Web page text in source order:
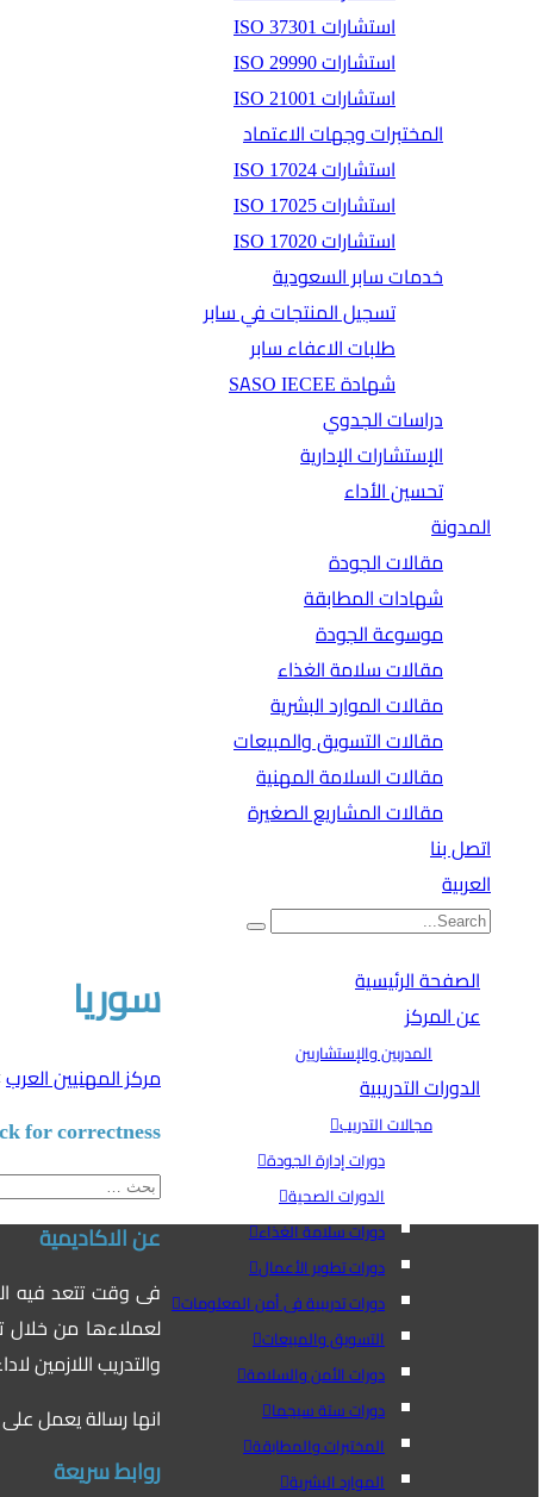
استشارات ISO 37301
استشارات ISO 29990
استشارات ISO 21001
المختبرات وجهات الاعتماد
استشارات ISO 17024
استشارات ISO 17025
استشارات ISO 17020
خدمات سابر السعودية
تسجيل المنتجات في سابر
طلبات الاعفاء سابر
شهادة SASO IECEE
دراسات الجدوي
الإستشارات الإدارية
تحسين الأداء
المدونة
مقالات الجودة
شهادات المطابقة
موسوعة الجودة
مقالات سلامة الغذاء
مقالات الموارد البشرية
مقالات التسويق والمبيعات
مقالات السلامة المهنية
مقالات المشاريع الصغيرة
اتصل بنا
العربية
الصفحة الرئيسية
عن المركز
المدربين والإستشاريين
الدورات التدريبية
مجالات التدريب
دورات إدارة الجودة
الدورات الصحية
دورات سلامة الغذاء
دورات تطوير الأعمال
دورات تدريبية فى أمن المعلومات
التسويق والمبيعات
دورات الأمن والسلامة
دورات ستة سيجما
المختبرات والمطابقة
الموارد البشرية
سوريا
مركز المهنيين العرب
for correctness.
البحث
عن:
عن الاكاديمية
فى وقت تتعد فيه
لعملاءها من خلال
والتدريب اللازمين
انها رسالة يعمل
روابط سريعة